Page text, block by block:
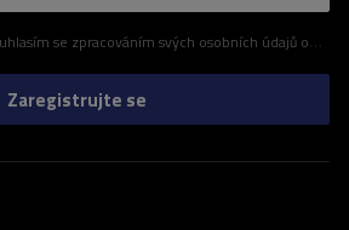
údajů obsažených v kontaktním formuláři v souladu s nařízením Evropského parlamentu a Rady (EU)
Zaregistrujte se